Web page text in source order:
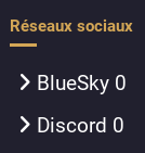
Réseaux sociaux
BlueSky 0
Discord 0